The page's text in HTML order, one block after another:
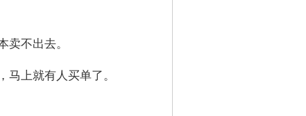
不出去。
上就有人买单了。